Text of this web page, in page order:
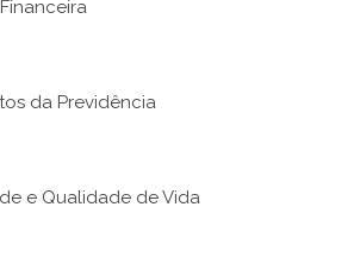
da Previdência
e Qualidade de Vida